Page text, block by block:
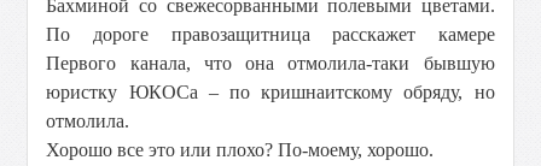
Бахминой со свежесорванными полевыми цветами.
По дороге правозащитница расскажет камере
Первого канала, что она отмолила-таки бывшую
юристку ЮКОСа – по кришнаитскому обряду, но
отмолила.
Хорошо все это или плохо? По-моему, хорошо.